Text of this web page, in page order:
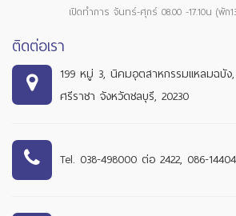
เปิดทำการ จันทร์-ศุกร์ 08.00 -17.10น (พัก
ติดต่อเรา
199 หมู่ 3, นิคมอุตสาหกรรมแหลมฉบัง
ศรีราชา จังหวัดชลบุรี, 20230
Tel. 038-498000 ต่อ 2422, 086-